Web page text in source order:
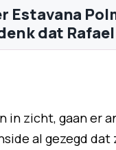
Estavana
dat
in zicht, gaan er
al gezegd